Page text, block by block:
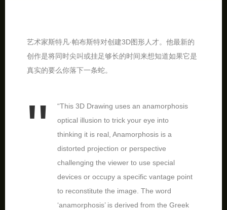
艺术家斯特凡·帕布斯特对创建3D图形人才。他最新的
创作是将同时尖叫或挂足够长的时间来想知道如果它是
真实的要么你落下一条蛇。
“This 3D Drawing uses an anamorphosis
optical illusion to trick your eye into
thinking it is real, Anamorphosis is a
distorted projection or perspective
challenging the viewer to use special
devices or occupy a specific vantage point
to reconstitute the image. The word
‘anamorphosis’ is derived from the Greek